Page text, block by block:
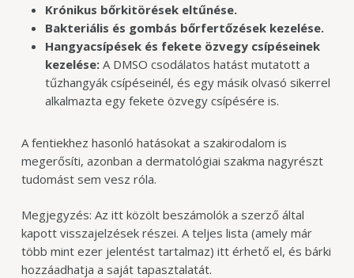
Krónikus bőrkitörések eltűnése.
Bakteriális és gombás bőrfertőzések kezelése.
Hangyacsípések és fekete özvegy csípéseinek
kezelése:A DMSO csodálatos hatást mutatott a
tűzhangyák csípéseinél, és egy másik olvasó sikerrel
alkalmazta egy fekete özvegy csípésére is.
A fentiekhez hasonló hatásokat a szakirodalom is
megerősíti, azonban a dermatológiai szakma nagyrészt
tudomást sem vesz róla.
Megjegyzés: Az itt közölt beszámolók a szerző által
kapott visszajelzések részei. A teljes lista (amely már
több mint ezer jelentést tartalmaz) itt érhető el, és bárki
hozzáadhatja a saját tapasztalatát.